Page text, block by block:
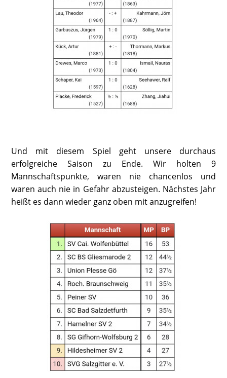
Und mit diesem Spiel geht unsere durchaus
erfolgreiche Saison zu Ende. Wir holten 9
Mannschaftspunkte, waren nie chancenlos und
waren auch nie in Gefahr abzusteigen. Nächstes Jahr
heißt es dann wieder ganz oben mit anzugreifen!